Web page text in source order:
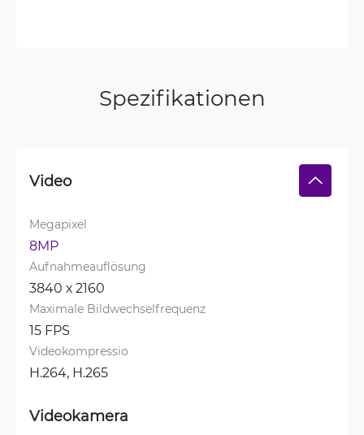
Spezifikationen
Video
Megapixel
8MP
Aufnahmeauflösung
3840 х 2160
Maximale Bildwechselfrequenz
15 FPS
Videokompressio
H.264, H.265
Videokamera